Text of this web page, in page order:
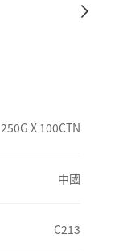
250G X 100CTN
中國
C213